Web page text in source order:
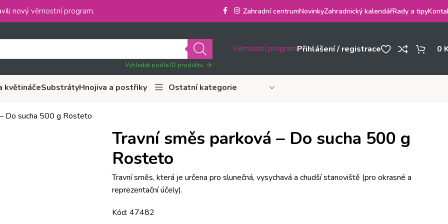
nový věrnostní program. Zahradní centrumNovinkyZahradnický kalendářRady a tipy
Vyhledat podle ID produktu
Věrnostní programPřihlášení / registrace 0
květináčeSubstrátyHnojiva a postřiky Ostatní kategorie
Do sucha 500 g Rosteto
Travní směs parková – Do sucha 500 g
Rosteto
Travní směs, která je určena pro slunečná, vysychavá a chudší stanoviště (pro okrasné a
reprezentační účely).
Kód: 47482